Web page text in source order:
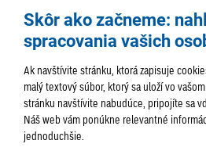
AKTUALITY TÉMA
SERVIS
Skôr ako začneme:
spracovania vašich
Ak navštívite stránku, ktorá zapisuje
malý textový súbor, ktorý sa uloží vo
stránku navštívite nabudúce, pripojíte sa
Náš web vám ponúkne relevantné
jednoduchšie.